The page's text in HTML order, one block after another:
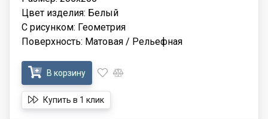
Цвет изделия: Белый
С рисунком: Геометрия
Поверхность: Матовая / Рельефная
В корзину
Купить в 1 клик